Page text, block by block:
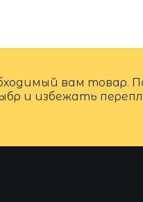
вам товар.
и избежать